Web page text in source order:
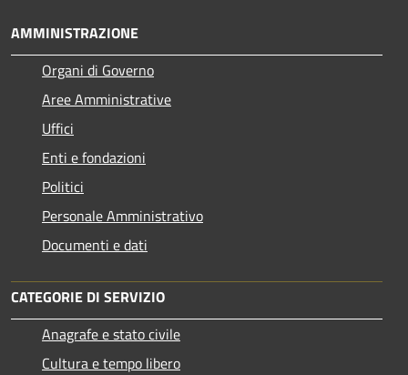
AMMINISTRAZIONE
Organi di Governo
Aree Amministrative
Uffici
Enti e fondazioni
Politici
Personale Amministrativo
Documenti e dati
CATEGORIE DI SERVIZIO
Anagrafe e stato civile
Cultura e tempo libero